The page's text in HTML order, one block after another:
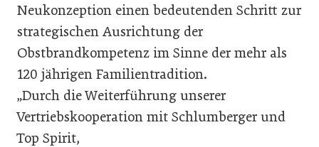
Neukonzeption einen bedeutenden Schritt zur
strategischen Ausrichtung der
Obstbrandkompetenz im Sinne der mehr als
120 jährigen Familientradition.
„Durch die Weiterführung unserer
Vertriebskooperation mit Schlumberger und
Top Spirit,